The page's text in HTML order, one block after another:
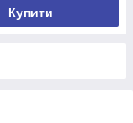
Купити